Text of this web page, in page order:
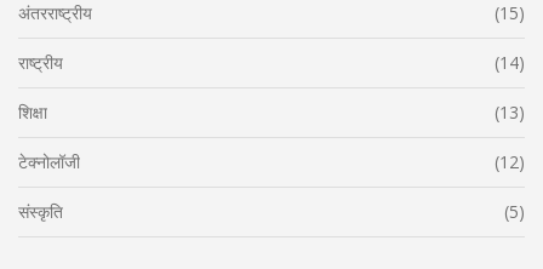
अंतरराष्ट्रीय (15)
राष्ट्रीय (14)
शिक्षा (13)
टेक्नोलॉजी (12)
संस्कृति (5)